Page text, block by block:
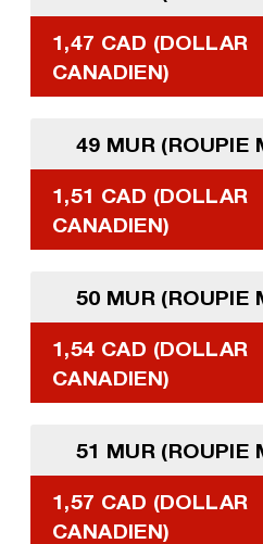
1,47 CAD (DOLLAR
CANADIEN)
49 MUR (ROUPIE
1,51 CAD (DOLLAR
CANADIEN)
50 MUR (ROUPIE
1,54 CAD (DOLLAR
CANADIEN)
51 MUR (ROUPIE
1,57 CAD (DOLLAR
CANADIEN)